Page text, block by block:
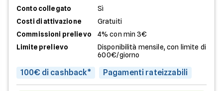
Conto collegato
Sì
Costi di attivazione
Gratuiti
Commissioni prelievo
4% con min 3€
Limite prelievo
Disponibilità mensile, con limite di
600€/giorno
100€ di cashback* Pagamenti rateizzabili